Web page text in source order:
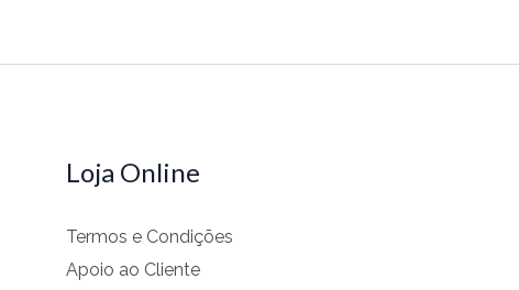
Loja Online
Termos e Condições
Apoio ao Cliente